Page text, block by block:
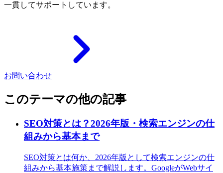
一貫してサポートしています。
お問い合わせ
このテーマの他の記事
SEO対策とは？2026年版・検索エンジンの仕
組みから基本まで
SEO対策とは何か、2026年版として検索エンジンの仕
組みから基本施策まで解説します。GoogleがWebサイ